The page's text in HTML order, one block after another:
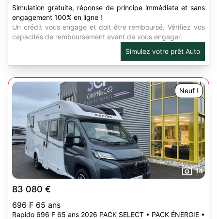
Simulation gratuite, réponse de principe immédiate et sans
engagement 100% en ligne !
Un crédit vous engage et doit être remboursé. Vérifiez vos
capacités de remboursement avant de vous engager.
Simulez votre prêt Auto
Neuf !
14
83 080 €
696 F 65 ans
Rapido 696 F 65 ans 2026 PACK SELECT • PACK ÉNERGIE •